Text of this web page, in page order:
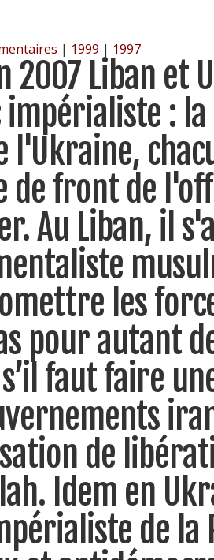
| 1999 | 1997
2007 Liban et
impérialiste :
l'Ukraine,
de front de
Au Liban, il
les
pour autant
faut faire
de
Idem en
de la